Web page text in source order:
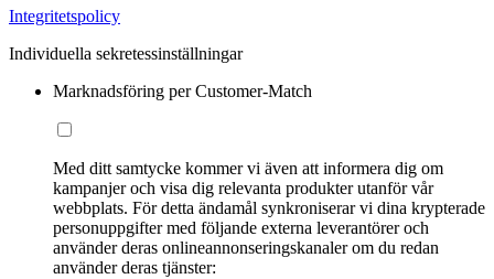
Integritetspolicy
Individuella sekretessinställningar
Marknadsföring per Customer-Match
Med ditt samtycke kommer vi även att informera dig om
kampanjer och visa dig relevanta produkter utanför vår
webbplats. För detta ändamål synkroniserar vi dina krypterade
personuppgifter med följande externa leverantörer och
använder deras onlineannonseringskanaler om du redan
använder deras tjänster: